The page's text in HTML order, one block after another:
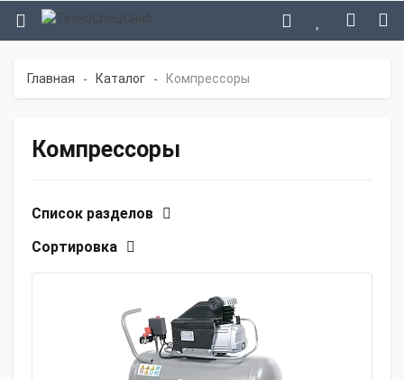
Главная - Каталог - Компрессоры
Компрессоры
Список разделов
Сортировка